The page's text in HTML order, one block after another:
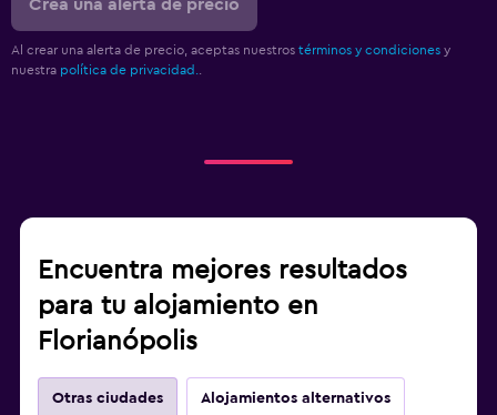
Crea una alerta de precio
Al crear una alerta de precio, aceptas nuestros términos y condiciones y
nuestra política de privacidad.
Encuentra mejores resultados
para tu alojamiento en
Florianópolis
Otras ciudades Alojamientos alternativos